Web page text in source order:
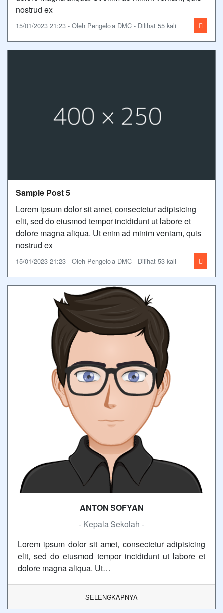
nostrud ex
15/01/2023 21:23 - Oleh Pengelola DMC - Dilihat 55 kali
Sample Post 5
Lorem ipsum dolor sit amet, consectetur adipisicing
elit, sed do eiusmod tempor incididunt ut labore et
dolore magna aliqua. Ut enim ad minim veniam, quis
nostrud ex
15/01/2023 21:23 - Oleh Pengelola DMC - Dilihat 53 kali
ANTON SOFYAN
- Kepala Sekolah -
Lorem ipsum dolor sit amet, consectetur adipisicing
elit, sed do eiusmod tempor incididunt ut labore et
dolore magna aliqua. Ut…
SELENGKAPNYA